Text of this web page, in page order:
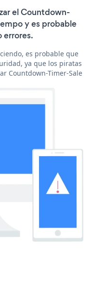
el Countdown-
y es probable
errores.
es probable que
ya que los piratas
Countdown-Timer-Sale